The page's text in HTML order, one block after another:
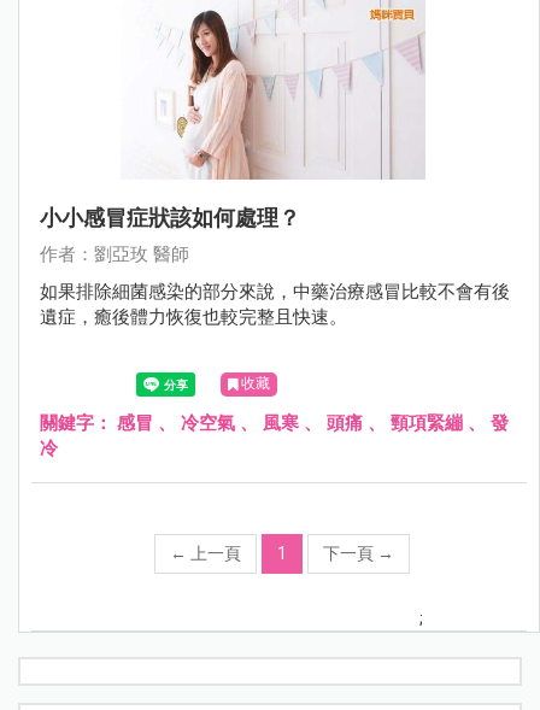
小小感冒症狀該如何處理？
作者：劉亞玫 醫師
如果排除細菌感染的部分來說，中藥治療感冒比較不會有後
遺症，癒後體力恢復也較完整且快速。
收藏
關鍵字： 感冒 、 冷空氣 、 風寒 、 頭痛 、 頸項緊繃 、 發
冷
← 上一頁 1 下一頁 →
;